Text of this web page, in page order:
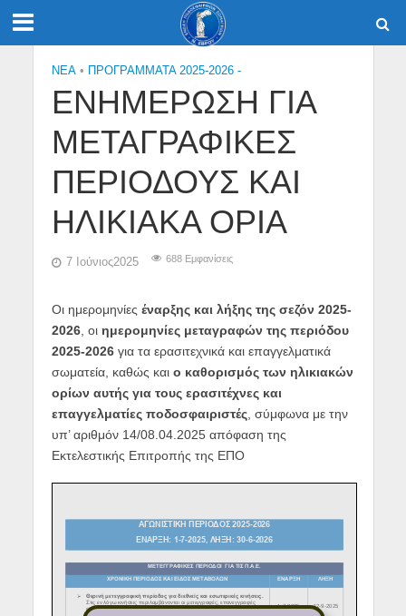
NEA • ΠΡΟΓΡΑΜΜΑΤΑ 2025-2026 -
ΕΝΗΜΕΡΩΣΗ ΓΙΑ
ΜΕΤΑΓΡΑΦΙΚΕΣ
ΠΕΡΙΟΔΟΥΣ ΚΑΙ
ΗΛΙΚΙΑΚΑ ΟΡΙΑ
7 Ιούνιος2025 688 Εμφανίσεις
Οι ημερομηνίες έναρξης και λήξης της σεζόν 2025-
2026, οιημερομηνίες μεταγραφών της περιόδου
2025-2026για τα ερασιτεχνικά και επαγγελματικά
σωματεία, καθώς και ο καθορισμός των ηλικιακών
ορίων αυτής για τους ερασιτέχνες και
επαγγελματίες ποδοσφαιριστές, σύμφωνα με την
υπ’ αριθμόν 14/08.04.2025 απόφαση της
Εκτελεστικής Επιτροπής της ΕΠΟ